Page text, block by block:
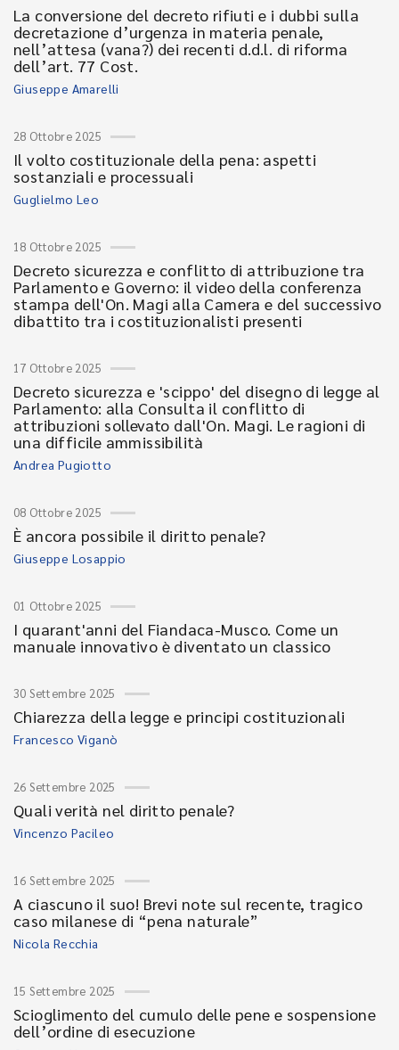
La conversione del decreto rifiuti e i dubbi sulla
decretazione d’urgenza in materia penale,
nell’attesa (vana?) dei recenti d.d.l. di riforma
dell’art. 77 Cost.
Giuseppe Amarelli
28 Ottobre 2025
Il volto costituzionale della pena: aspetti
sostanziali e processuali
Guglielmo Leo
18 Ottobre 2025
Decreto sicurezza e conflitto di attribuzione tra
Parlamento e Governo: il video della conferenza
stampa dell'On. Magi alla Camera e del successivo
dibattito tra i costituzionalisti presenti
17 Ottobre 2025
Decreto sicurezza e 'scippo' del disegno di legge al
Parlamento: alla Consulta il conflitto di
attribuzioni sollevato dall'On. Magi. Le ragioni di
una difficile ammissibilità
Andrea Pugiotto
08 Ottobre 2025
È ancora possibile il diritto penale?
Giuseppe Losappio
01 Ottobre 2025
I quarant'anni del Fiandaca-Musco. Come un
manuale innovativo è diventato un classico
30 Settembre 2025
Chiarezza della legge e principi costituzionali
Francesco Viganò
26 Settembre 2025
Quali verità nel diritto penale?
Vincenzo Pacileo
16 Settembre 2025
A ciascuno il suo! Brevi note sul recente, tragico
caso milanese di “pena naturale”
Nicola Recchia
15 Settembre 2025
Scioglimento del cumulo delle pene e sospensione
dell’ordine di esecuzione